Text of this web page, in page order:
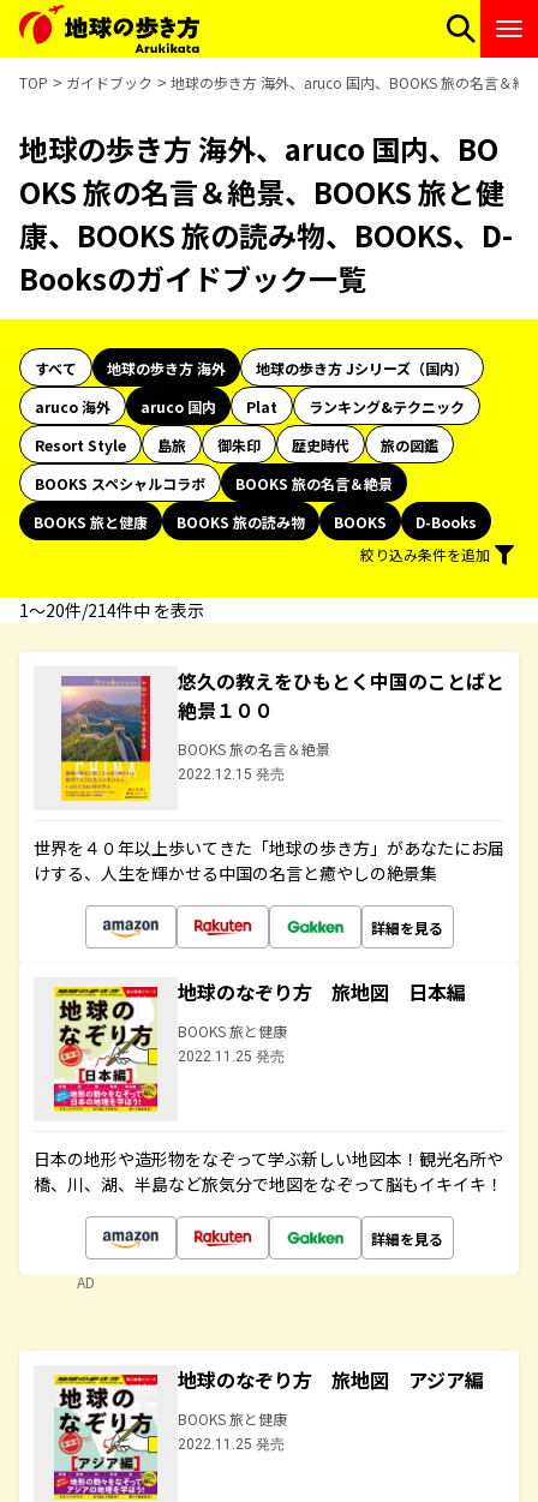
TOP ガイドブック 地球の歩き方 海外、aruco 国内、BOOKS 旅の名言＆絶
地球の歩き方 海外、aruco 国内、BO
OKS 旅の名言＆絶景、BOOKS 旅と健
康、BOOKS 旅の読み物、BOOKS、D-
Booksのガイドブック一覧
すべて 地球の歩き方 海外
地球の歩き方 Jシリーズ（国内）
aruco 海外
aruco 国内 Plat
ランキング&テクニック
Resort Style
島旅 御朱印 歴史時代
旅の図鑑
BOOKS スペシャルコラボ
BOOKS 旅の名言＆絶景
BOOKS 旅と健康
BOOKS 旅の読み物 BOOKS
D-Books
絞り込み条件を追加
1〜20件/214件中 を表示
悠久の教えをひもとく中国のことばと
絶景１００
BOOKS 旅の名言＆絶景
2022.12.15 発売
世界を４０年以上歩いてきた「地球の歩き方」があなたにお届
けする、人生を輝かせる中国の名言と癒やしの絶景集
詳細を見る
地球のなぞり方 旅地図 日本編
BOOKS 旅と健康
2022.11.25 発売
日本の地形や造形物をなぞって学ぶ新しい地図本！観光名所や
橋、川、湖、半島など旅気分で地図をなぞって脳もイキイキ！
詳細を見る
AD
地球のなぞり方 旅地図 アジア編
BOOKS 旅と健康
2022.11.25 発売